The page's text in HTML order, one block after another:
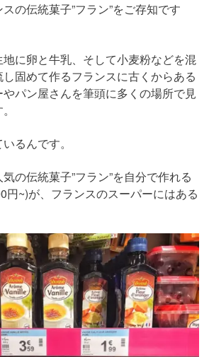
の伝統菓子”フラン”をご存知です
に卵と牛乳、そして小麦粉などを混
固めて作るフランスに古くからある
パン屋さんを筆頭に多くの場所で見
るんです。
の伝統菓子”フラン”を自分で作れる
円~)が、フランスのスーパーにはある